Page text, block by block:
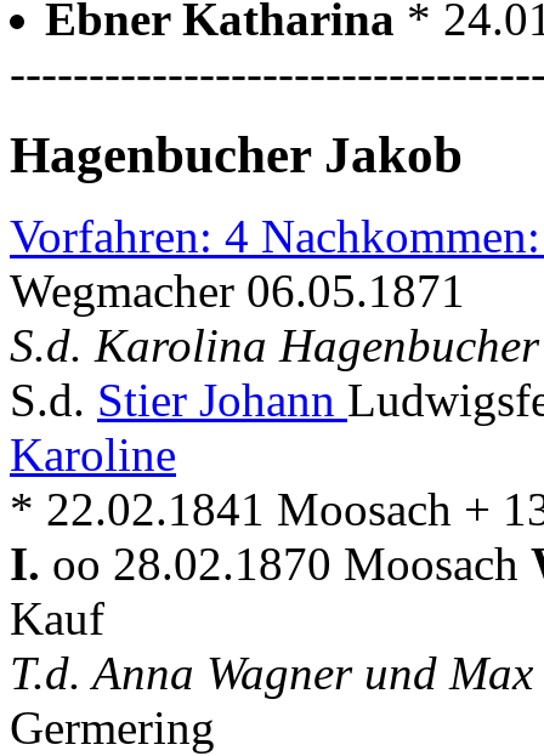
Ebner Katharina *
Hagenbucher Jakob
Vorfahren: 4
Wegmacher 06.05.1871
S.d. Karolina
S.d. Stier Johann
Karoline
* 22.02.1841 Moosach +
I. oo 28.02.1870 Moosach
Kauf
T.d. Anna Wagner und
Germering